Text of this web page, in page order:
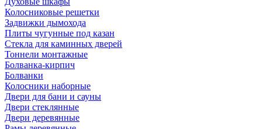
Колосниковые решетки
Задвижки дымохода
Плиты чугунные под казан
Стекла для каминных дверей
Тоннели монтажные
Болванка-кирпич
Болванки
Колосники наборные
Двери для бани и сауны
Двери стеклянные
Двери деревянные